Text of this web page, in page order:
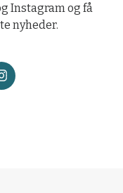
Instagram og få
nyheder.